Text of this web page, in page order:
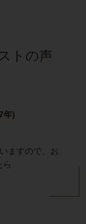
トの声
年)
ますので、お
ら